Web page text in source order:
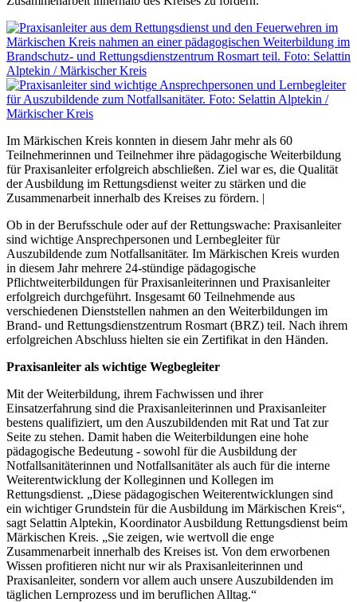
Im Märkischen Kreis konnten in diesem Jahr mehr als 60
Teilnehmerinnen und Teilnehmer ihre pädagogische Weiterbildung
für Praxisanleiter erfolgreich abschließen. Ziel war es, die Qualität
der Ausbildung im Rettungsdienst weiter zu stärken und die
Zusammenarbeit innerhalb des Kreises zu fördern. |
Ob in der Berufsschule oder auf der Rettungswache: Praxisanleiter
sind wichtige Ansprechpersonen und Lernbegleiter für
Auszubildende zum Notfallsanitäter. Im Märkischen Kreis wurden
in diesem Jahr mehrere 24-stündige pädagogische
Pflichtweiterbildungen für Praxisanleiterinnen und Praxisanleiter
erfolgreich durchgeführt. Insgesamt 60 Teilnehmende aus
verschiedenen Dienststellen nahmen an den Weiterbildungen im
Brand- und Rettungsdienstzentrum Rosmart (BRZ) teil. Nach ihrem
erfolgreichen Abschluss hielten sie ein Zertifikat in den Händen.
Praxisanleiter als wichtige Wegbegleiter
Mit der Weiterbildung, ihrem Fachwissen und ihrer
Einsatzerfahrung sind die Praxisanleiterinnen und Praxisanleiter
bestens qualifiziert, um den Auszubildenden mit Rat und Tat zur
Seite zu stehen. Damit haben die Weiterbildungen eine hohe
pädagogische Bedeutung - sowohl für die Ausbildung der
Notfallsanitäterinnen und Notfallsanitäter als auch für die interne
Weiterentwicklung der Kolleginnen und Kollegen im
Rettungsdienst. „Diese pädagogischen Weiterentwicklungen sind
ein wichtiger Grundstein für die Ausbildung im Märkischen Kreis“,
sagt Selattin Alptekin, Koordinator Ausbildung Rettungsdienst beim
Märkischen Kreis. „Sie zeigen, wie wertvoll die enge
Zusammenarbeit innerhalb des Kreises ist. Von dem erworbenen
Wissen profitieren nicht nur wir als Praxisanleiterinnen und
Praxisanleiter, sondern vor allem auch unsere Auszubildenden im
täglichen Lernprozess und im beruflichen Alltag.“